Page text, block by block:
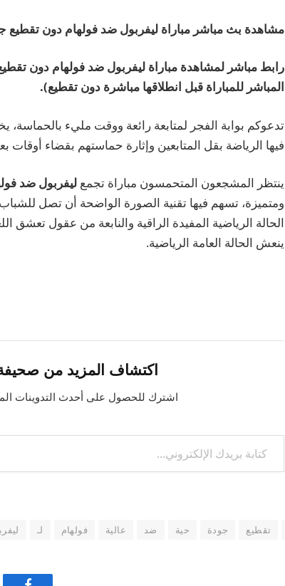
مشاهدة بث مباشر مباراة ليفربول ضد فولهام دون تقطيع
رابط مباشر لمشاهدة مباراة ليفربول ضد فولهام دون
المباشر للمباراة قبل انطلاقها مباشرة دون تقطيع).
تدعوكم بوابة الفجر لمتابعة رائعة ووقت مليء
فيها الرياضة بقل المتابعين وإثارة حماستهم بقضاء أوقات
ينتظر المشجعون المتحمسون مباراة تجمع ليفربول ضد
ومتميزة، تسهم فيها تقنية الصورة الواضحة أن تصل
الحالة الرياضية المفيدة الراقية والنابعة من عقول تعشق
ينعش الحالة العامة الرياضية.
اكتشاف المزيد من صحيفة
اشترك للحصول على أحدث التدوينات
كتابة بريدك الإلكتروني...
تقطيع جودة حية ضد عالية فولهام لـ